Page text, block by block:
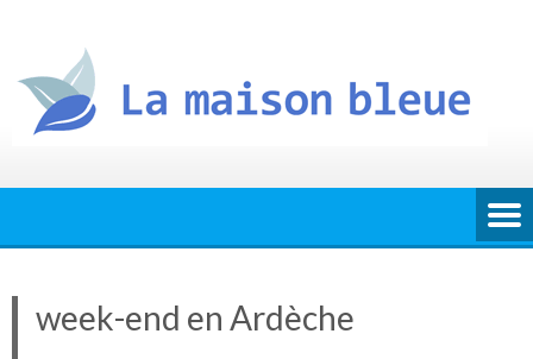
content
week-end en Ardèche